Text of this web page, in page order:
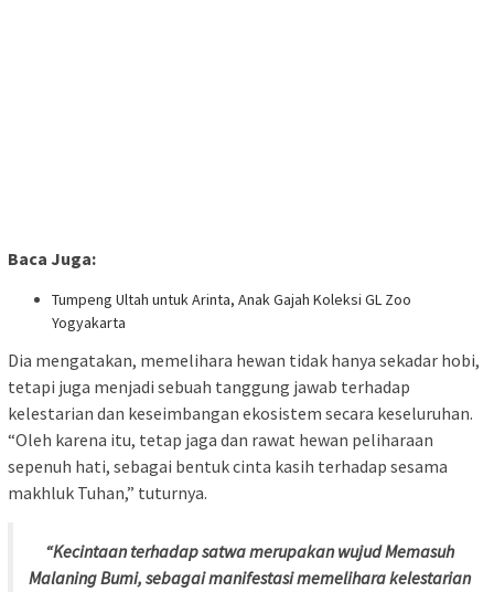
Baca Juga:
Tumpeng Ultah untuk Arinta, Anak Gajah Koleksi GL Zoo
Yogyakarta
Dia mengatakan, memelihara hewan tidak hanya sekadar hobi,
tetapi juga menjadi sebuah tanggung jawab terhadap
kelestarian dan keseimbangan ekosistem secara keseluruhan.
“Oleh karena itu, tetap jaga dan rawat hewan peliharaan
sepenuh hati, sebagai bentuk cinta kasih terhadap sesama
makhluk Tuhan,” tuturnya.
“Kecintaan terhadap satwa merupakan wujudMemasuh
Malaning Bumi, sebagai manifestasi memelihara kelestarian